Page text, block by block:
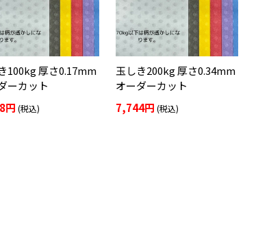
100kg 厚さ0.17mm
ーカット
円 (税込)
玉しき200kg 厚さ0.34mm
オーダーカット
7,744円 (税込)